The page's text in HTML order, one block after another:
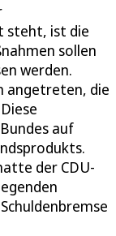
steht, ist die
sollen
werden.
angetreten, die
auf
der CDU-